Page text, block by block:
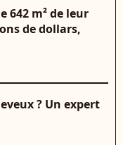
642 m² de leur
de dollars,
? Un expert